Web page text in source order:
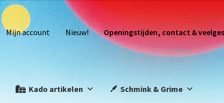
Mijn account Nieuw! Openingstijden, contact &
Kado artikelen Schmink & Grime